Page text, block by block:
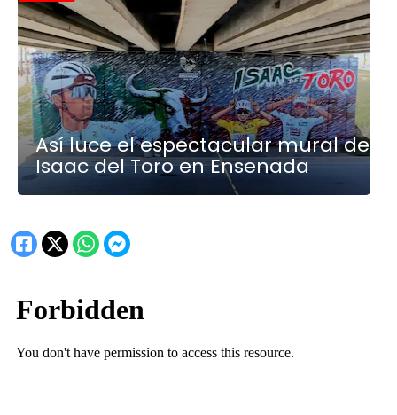
Así luce el espectacular mural de
Isaac del Toro en Ensenada